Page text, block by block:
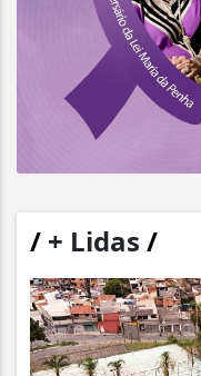
/ + Lidas /